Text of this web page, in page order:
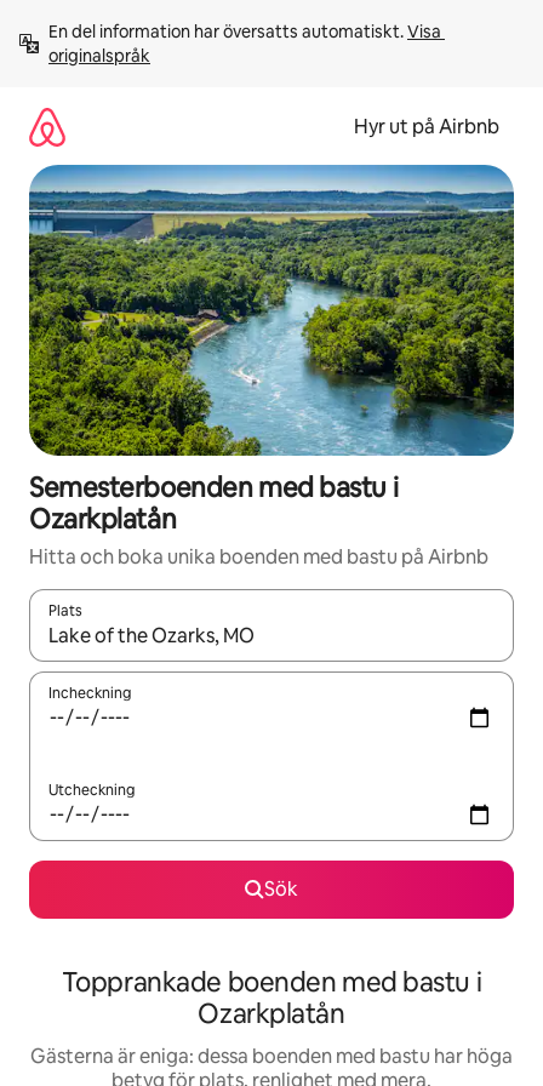
innehåll
En del information har översatts automatiskt. Visa
originalspråk
Hyr ut på Airbnb
Semesterboenden med bastu i
Ozarkplatån
Hitta och boka unika boenden med bastu på Airbnb
Plats
När resultaten är tillgängliga kan du navigera med upp- och
Incheckning
Utcheckning
Sök
Topprankade boenden med bastu i
Ozarkplatån
Gästerna är eniga: dessa boenden med bastu har höga
betyg för plats, renlighet med mera.